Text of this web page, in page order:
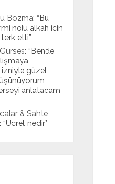
Bozma: “Bu
nolu alkah icin
etti”
: “Bende
izniyle güzel
anlatacam
& Sahte
: “Ücret nedir”